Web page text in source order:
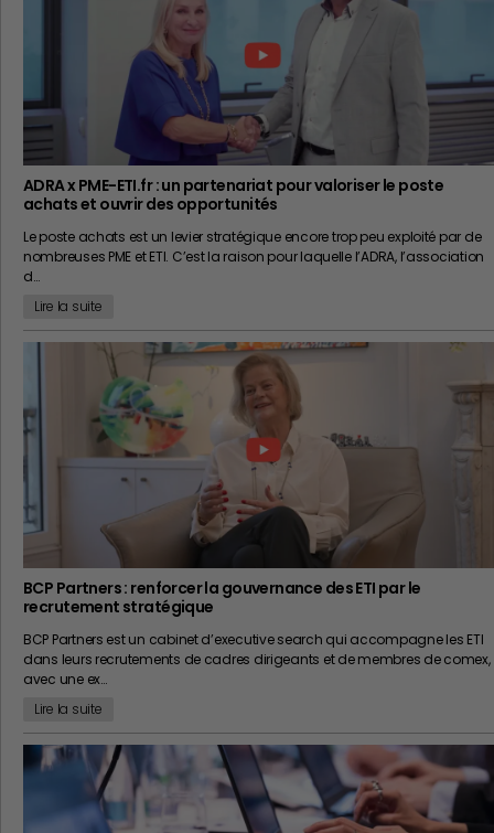
ADRA x PME-ETI.fr : un partenariat pour valoriser le poste
achats et ouvrir des opportunités
Le poste achats est un levier stratégique encore trop peu exploité par de
nombreuses PME et ETI. C’est la raison pour laquelle l’ADRA, l’association
d…
Lire la suite
BCP Partners : renforcer la gouvernance des ETI par le
recrutement stratégique
BCP Partners est un cabinet d’executive search qui accompagne les ETI
dans leurs recrutements de cadres dirigeants et de membres de comex,
avec une ex…
Lire la suite